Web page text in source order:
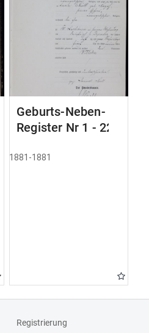
Geburts-Neben-
Register Nr 1 - 228
1881-1881
Registrierung